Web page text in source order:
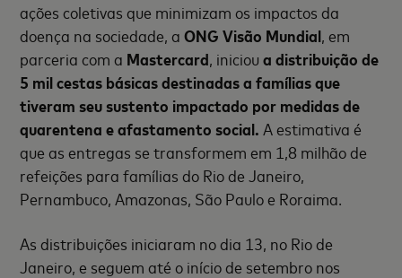
ações coletivas que minimizam os impactos da
doença na sociedade, aONG Visão Mundial, em
parceria com a Mastercard, inicioua distribuição de
5 mil cestas básicas destinadas a famílias que
tiveram seu sustento impactado por medidas de
quarentena e afastamento social. A estimativa é
que as entregas se transformem em 1,8 milhão de
refeições para famílias do Rio de Janeiro,
Pernambuco, Amazonas, São Paulo e Roraima.
As distribuições iniciaram no dia 13, no Rio de
Janeiro, e seguem até o início de setembro nos